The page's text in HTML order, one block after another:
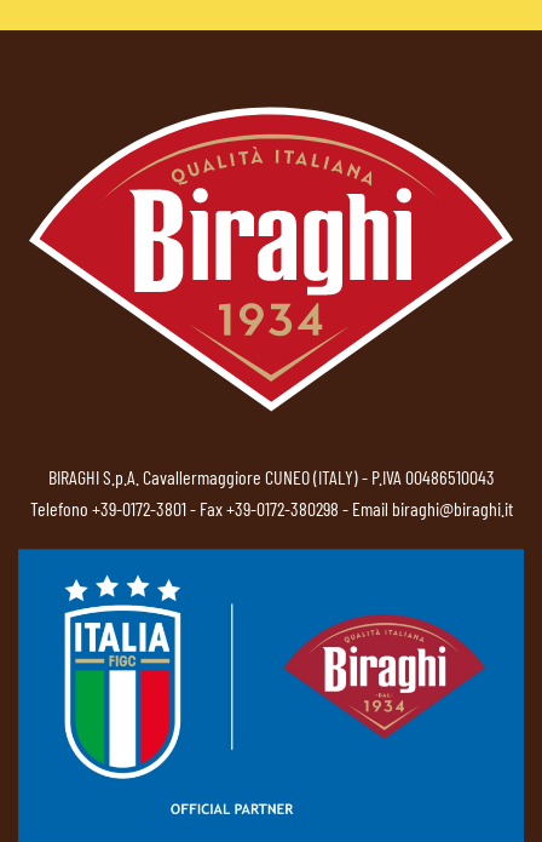
BIRAGHI S.p.A. Cavallermaggiore CUNEO (ITALY) - P.IVA 00486510043
Telefono +39-0172-3801- Fax +39-0172-380298 - Email biraghi@biraghi.it